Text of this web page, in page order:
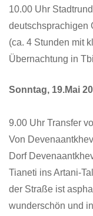
10.00 Uhr
deutschsprachigen
(ca. 4 Stunden mit
Übernachtung in
Sonntag, 19.Mai
9.00 Uhr Transfer
Von
Dorf
Tianeti ins Artani-
der Straße ist
wunderschön und